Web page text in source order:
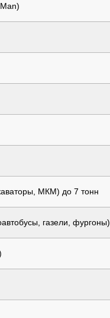
МКМ) до 7 тонн
газели, фургоны)